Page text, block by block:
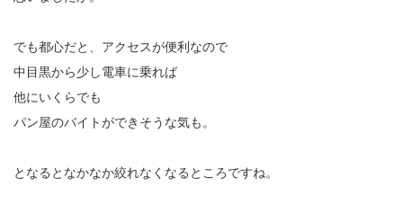
でも都心だと、アクセスが便利なので
中目黒から少し電車に乗れば
他にいくらでも
パン屋のバイトができそうな気も。
となるとなかなか絞れなくなるところですね。